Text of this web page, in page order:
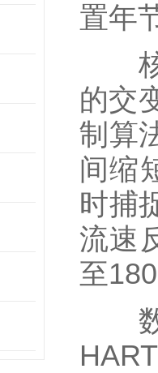
置年
核
的交
制算
间缩
时捕
流速
至
数